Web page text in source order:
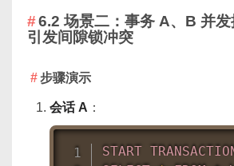
6.2 场景二：事务 A、B 并
引发间隙锁冲突
步骤演示
会话 A ：
START